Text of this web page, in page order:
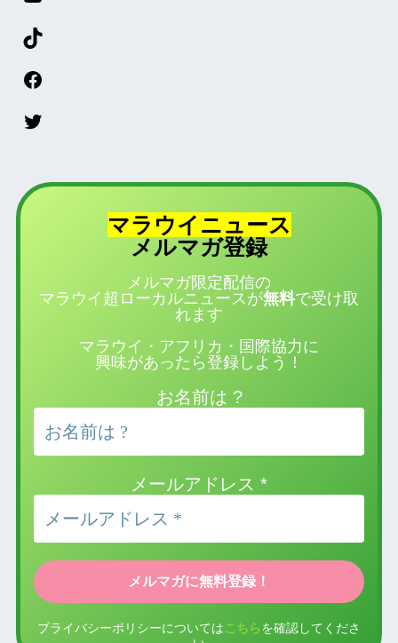
マラウイニュース
メルマガ登録
メルマガ限定配信の
マラウイ超ローカルニュースが無料で受け取
れます
マラウイ・アフリカ・国際協力に
興味があったら登録しよう！
お名前は ?
メールアドレス *
プライバシーポリシーについては こちら を確認してくださ